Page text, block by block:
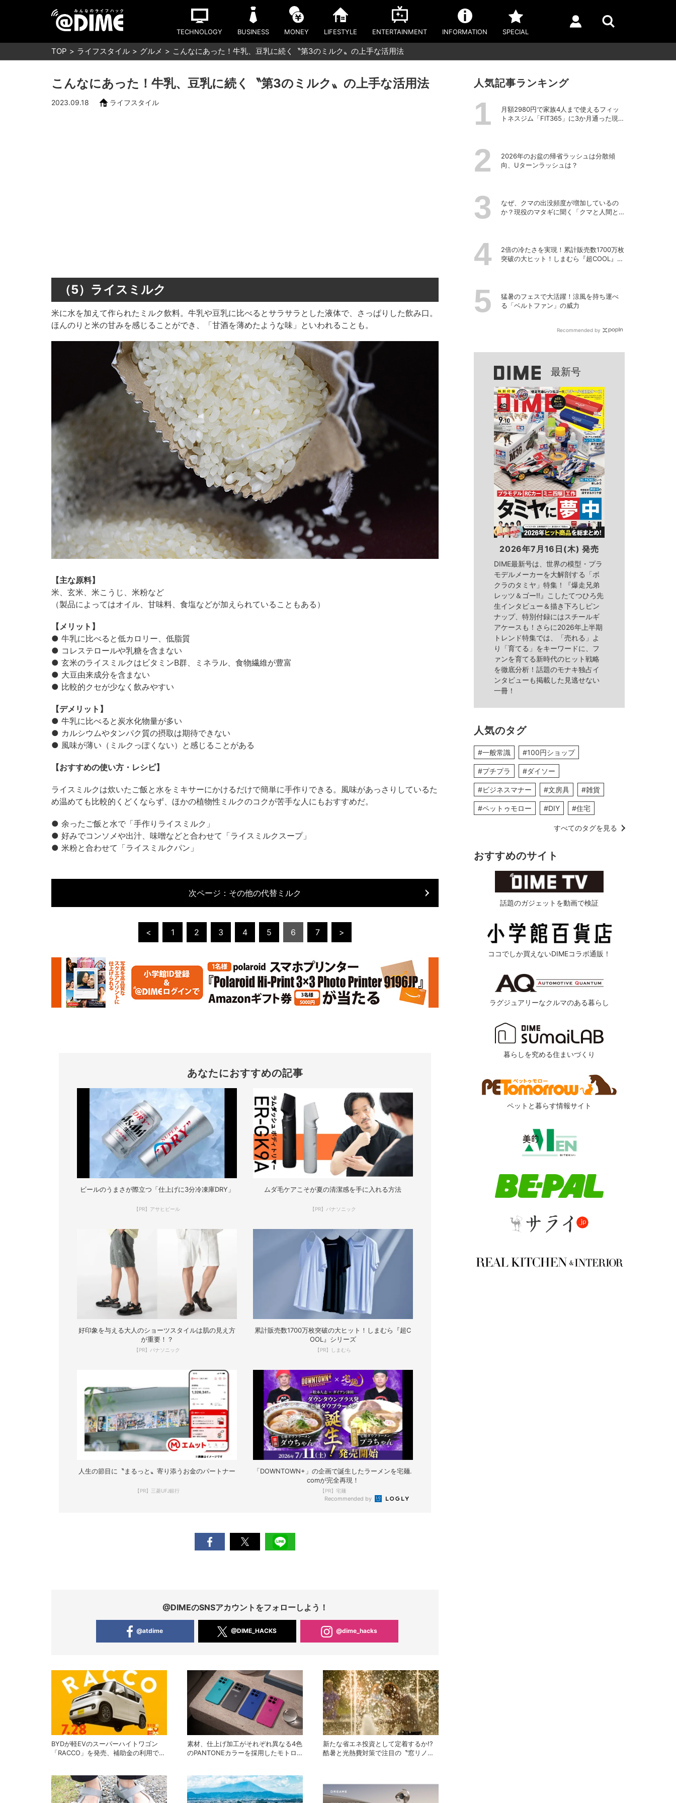
TECHNOLOGY BUSINESS MONEY LIFESTYLE ENTERTAINMENT INFORMATION SPECIAL
TOP ライフスタイル グルメ こんなにあった！牛乳、豆乳に続く〝第3のミルク〟の上手な活用法
こんなにあった！牛乳、豆乳に続く〝第3のミルク〟の上手な活用法
2023.09.18 ライフスタイル
（5）ライスミルク
米に水を加えて作られたミルク飲料。牛乳や豆乳に比べるとサラサラとした液体で、さっぱりした飲み口。
ほんのりと米の甘みを感じることができ、「甘酒を薄めたような味」といわれることも。
【主な原料】
米、玄米、米こうじ、米粉など
（製品によってはオイル、甘味料、食塩などが加えられていることもある）
【メリット】
● 牛乳に比べると低カロリー、低脂質
● コレステロールや乳糖を含まない
● 玄米のライスミルクはビタミンB群、ミネラル、食物繊維が豊富
● 大豆由来成分を含まない
● 比較的クセが少なく飲みやすい
【デメリット】
● 牛乳に比べると炭水化物量が多い
● カルシウムやタンパク質の摂取は期待できない
● 風味が薄い（ミルクっぽくない）と感じることがある
【おすすめの使い方・レシピ】
ライスミルクは炊いたご飯と水をミキサーにかけるだけで簡単に手作りできる。風味があっさりしているた
め温めても比較的くどくならず、ほかの植物性ミルクのコクが苦手な人にもおすすめだ。
● 余ったご飯と水で「手作りライスミルク」
● 好みでコンソメや出汁、味噌などと合わせて「ライスミルクスープ」
● 米粉と合わせて「ライスミルクパン」
次ページ： その他の代替ミルク
< 1 2 3 4 5 6 7 >
あなたにおすすめの記事
ビールのうまさが際立つ「仕上げに3分冷凍庫DRY」
【PR】アサヒビール
ムダ毛ケアこそが夏の清潔感を手に入れる方法
【PR】パナソニック
好印象を与える大人のショーツスタイルは肌の見え方
が重要！？
【PR】パナソニック
累計販売数1700万枚突破の大ヒット！しまむら『超C
OOL』シリーズ
【PR】しまむら
人生の節目に〝まるっと〟寄り添うお金のパートナー
【PR】三菱UFJ銀行
「DOWNTOWN+」の企画で誕生したラーメンを宅麺.
comが完全再現！
【PR】宅麺
Recommended by
@DIMEのSNSアカウントをフォローしよう！
@atdime @DIME_HACKS @dime_hacks
BYDが軽EVのスーパーハイトワゴン
「RACCO」を発売、補助金の利用で
素材、仕上げ加工がそれぞれ異なる4色
のPANTONEカラーを採用したモトロ
新たな省エネ投資として定着するか!?
酷暑と光熱費対策で注目の〝窓リノ
人気記事ランキング
月額2980円で家族4人まで使えるフィッ
トネスジム「FIT365」に3か月通った現在
2026年のお盆の帰省ラッシュは分散傾
向、Uターンラッシュは？
なぜ、クマの出没頻度が増加しているの
か？現役のマタギに聞く「クマと人間と
2倍の冷たさを実現！累計販売数1700万枚
突破の大ヒット！しまむら『超COOL』シ
猛暑のフェスで大活躍！涼風を持ち運べ
る「ベルトファン」の威力
Recommended by
最新号
2026年7月16日(木) 発売
DIME最新号は、世界の模型・プラ
モデルメーカーを大解剖する「ボ
クラのタミヤ」特集！『爆走兄弟
レッツ＆ゴー!!』こしたてつひろ先
生インタビュー＆描き下ろしピン
ナップ、特別付録にはスチールギ
アケースも！さらに2026年上半期
トレンド特集では、「売れる」よ
り「育てる」をキーワードに、フ
ァンを育てる新時代のヒット戦略
を徹底分析！話題のモナキ独占イ
ンタビューも掲載した見逃せない
一冊！
人気のタグ
#一般常識 #100円ショップ
#プチプラ #ダイソー
#ビジネスマナー #文房具 #雑貨
#ペットゥモロー #DIY #住宅
すべてのタグを見る
おすすめのサイト
話題のガジェットを動画で検証
ココでしか買えないDIMEコラボ通販！
ラグジュアリーなクルマのある暮らし
暮らしを究める住まいづくり
ペットと暮らす情報サイト